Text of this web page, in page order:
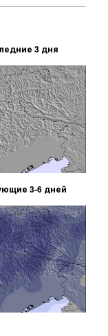
3 дня
3-6 дней